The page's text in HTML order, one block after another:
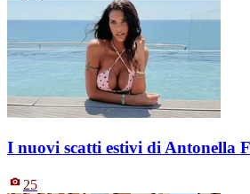
I nuovi scatti estivi di Antonella
25